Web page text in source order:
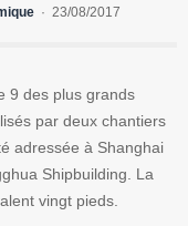
23/08/2017
9 des plus grands
par deux chantiers
adressée à Shanghai
Shipbuilding. La
vingt pieds.